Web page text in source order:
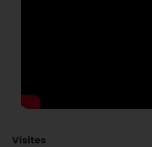
Visites